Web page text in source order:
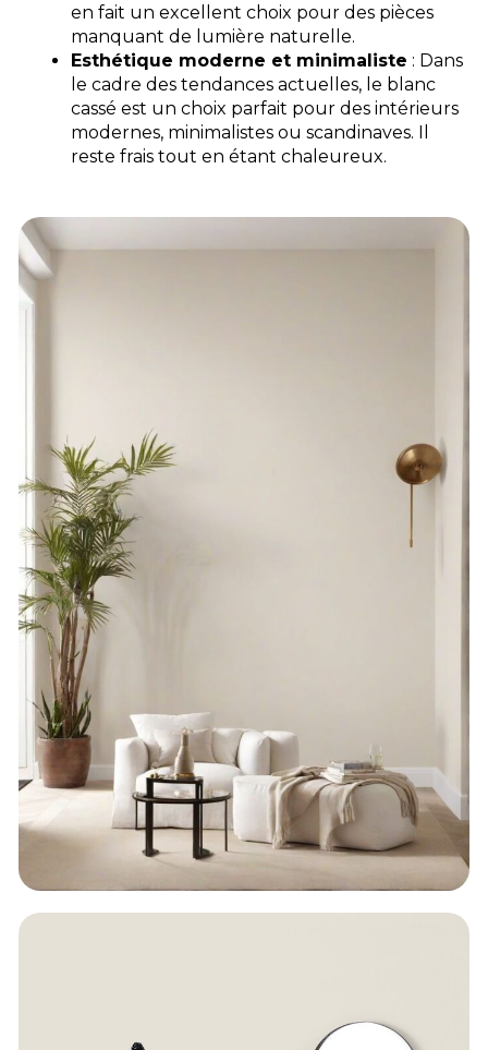
en fait un excellent choix pour des pièces
manquant de lumière naturelle.
Esthétique moderne et minimaliste : Dans
le cadre des tendances actuelles, le blanc
cassé est un choix parfait pour des intérieurs
modernes, minimalistes ou scandinaves. Il
reste frais tout en étant chaleureux.